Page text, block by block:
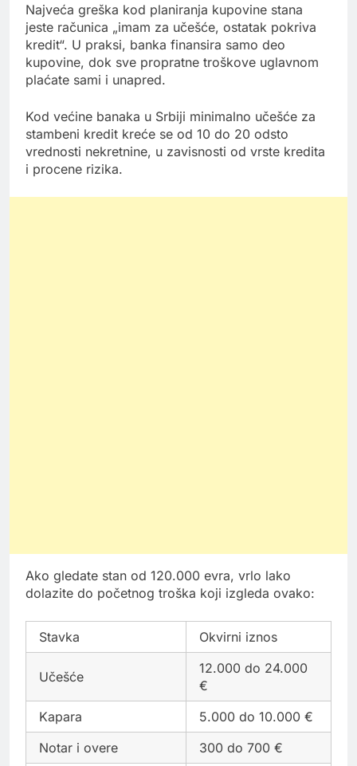
Najveća greška kod planiranja kupovine stana
jeste računica „imam za učešće, ostatak pokriva
kredit“. U praksi, banka finansira samo deo
kupovine, dok sve propratne troškove uglavnom
plaćate sami i unapred.
Kod većine banaka u Srbiji minimalno učešće za
stambeni kredit kreće se od 10 do 20 odsto
vrednosti nekretnine, u zavisnosti od vrste kredita
i procene rizika.
Ako gledate stan od 120.000 evra, vrlo lako
dolazite do početnog troška koji izgleda ovako:
Stavka Okvirni iznos
Učešće
12.000 do 24.000
€
Kapara
5.000 do 10.000 €
Notar i overe
300 do 700 €